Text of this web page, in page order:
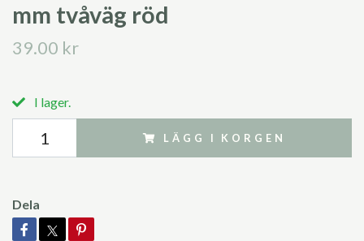
mm tvåväg röd
39.00 kr
I lager.
LÄGG I KORGEN
Dela